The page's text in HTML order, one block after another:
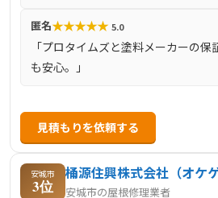
ら目指しております。ご自宅の塗
談、お見積りのご依頼など、どうぞ
ください。
匿名★★★★★ 5.0
「プロタイムズと塗料メーカーの
も安心。」
見積もりを依頼する
安城市
3位
桶源住興株式会社（オケゲ
安城市の屋根修理業者